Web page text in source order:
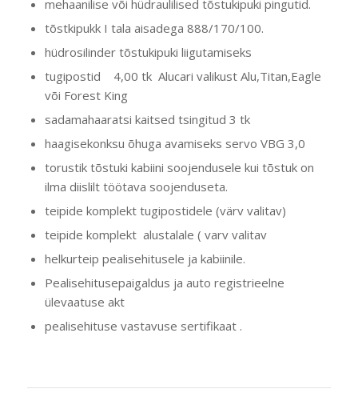
mehaanilise või hüdraulilised tõstukipuki pingutid.
tõstkipukk I tala aisadega 888/170/100.
hüdrosilinder tõstukipuki liigutamiseks
tugipostid 4,00 tk Alucari valikust Alu,Titan,Eagle
või Forest King
sadamahaaratsi kaitsed tsingitud 3 tk
haagisekonksu õhuga avamiseks servo VBG 3,0
torustik tõstuki kabiini soojendusele kui tõstuk on
ilma diislilt töötava soojenduseta.
teipide komplekt tugipostidele (värv valitav)
teipide komplekt alustalale ( varv valitav
helkurteip pealisehitusele ja kabiinile.
Pealisehitusepaigaldus ja auto registrieelne
ülevaatuse akt
pealisehituse vastavuse sertifikaat .